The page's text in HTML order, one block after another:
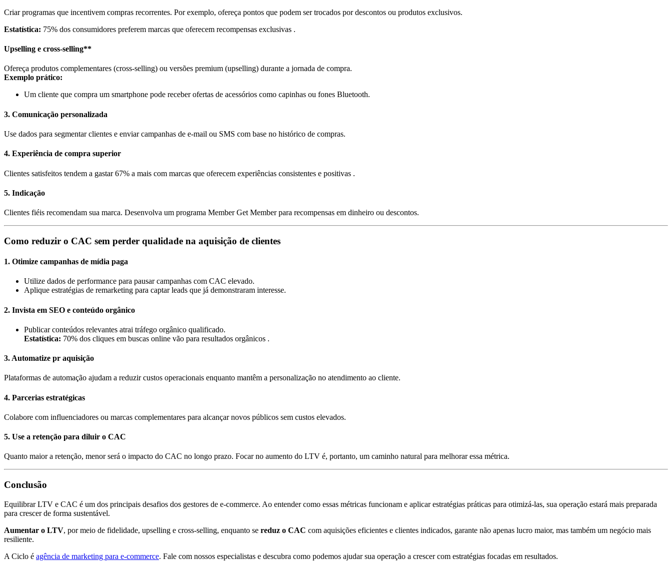
Criar programas que incentivem compras recorrentes. Por exemplo, ofereça pontos que podem ser trocados por descontos ou produtos exclusivos.
Estatística: 75% dos consumidores preferem marcas que oferecem recompensas exclusivas .
Upselling e cross-selling**
Ofereça produtos complementares (cross-selling) ou versões premium (upselling) durante a jornada de compra.
Exemplo prático:
Um cliente que compra um smartphone pode receber ofertas de acessórios como capinhas ou fones Bluetooth.
3. Comunicação personalizada
Use dados para segmentar clientes e enviar campanhas de e-mail ou SMS com base no histórico de compras.
4. Experiência de compra superior
Clientes satisfeitos tendem a gastar 67% a mais com marcas que oferecem experiências consistentes e positivas .
5. Indicação
Clientes fiéis recomendam sua marca. Desenvolva um programa Member Get Member para recompensas em dinheiro ou descontos.
Como reduzir o CAC sem perder qualidade na aquisição de clientes
1. Otimize campanhas de mídia paga
Utilize dados de performance para pausar campanhas com CAC elevado.
Aplique estratégias de remarketing para captar leads que já demonstraram interesse.
2. Invista em SEO e conteúdo orgânico
Publicar conteúdos relevantes atrai tráfego orgânico qualificado.
Estatística: 70% dos cliques em buscas online vão para resultados orgânicos .
3. Automatize pr aquisição
Plataformas de automação ajudam a reduzir custos operacionais enquanto mantêm a personalização no atendimento ao cliente.
4. Parcerias estratégicas
Colabore com influenciadores ou marcas complementares para alcançar novos públicos sem custos elevados.
5. Use a retenção para diluir o CAC
Quanto maior a retenção, menor será o impacto do CAC no longo prazo. Focar no aumento do LTV é, portanto, um caminho natural para melhorar essa métrica.
Conclusão
Equilibrar LTV e CAC é um dos principais desafios dos gestores de e-commerce. Ao entender como essas métricas funcionam e aplicar estratégias práticas para otimizá-las, sua operação estará mais preparada
para crescer de forma sustentável.
Aumentar o LTV, por meio de fidelidade, upselling e cross-selling, enquanto se reduz o CAC com aquisições eficientes e clientes indicados, garante não apenas lucro maior, mas também um negócio mais
resiliente.
A Ciclo é agência de marketing para e-commerce. Fale com nossos especialistas e descubra como podemos ajudar sua operação a crescer com estratégias focadas em resultados.